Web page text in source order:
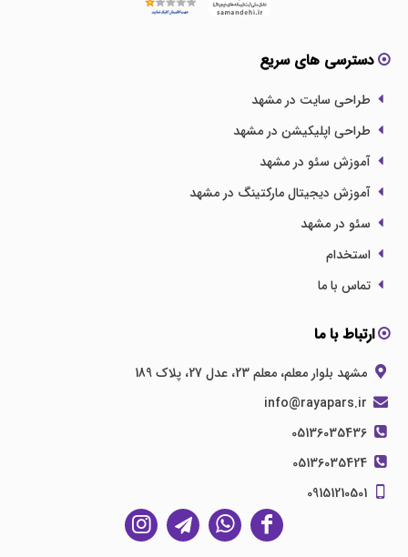
دسترسی های سریع
طراحی سایت در مشهد
طراحی اپلیکیشن در مشهد
آموزش سئو در مشهد
آموزش دیجیتال مارکتینگ در مشهد
سئو در مشهد
استخدام
تماس با ما
ارتباط با ما
مشهد بلوار معلم، معلم 23، عدل 27، پلاک 189
05136035436
05136035424
09151210501